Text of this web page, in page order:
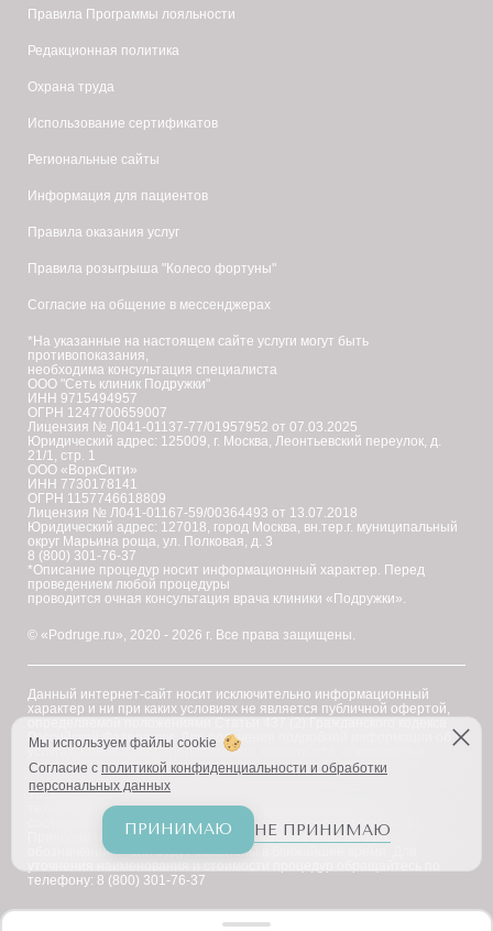
Правила Программы лояльности
Редакционная политика
Охрана труда
Использование сертификатов
Региональные сайты
Информация для пациентов
Правила оказания услуг
Правила розыгрыша "Колесо фортуны"
Согласие на общение в мессенджерах
*На указанные на настоящем сайте услуги могут быть
противопоказания,
необходима консультация специалиста
ООО "Сеть клиник Подружки"
ИНН 9715494957
ОГРН 1247700659007
Лицензия № Л041-01137-77/01957952 от 07.03.2025
Юридический адрес: 125009, г. Москва, Леонтьевский переулок, д.
21/1, стр. 1
ООО «ВоркСити»
ИНН 7730178141
ОГРН 1157746618809
Лицензия № Л041-01167-59/00364493 от 13.07.2018
Юридический адрес: 127018, город Москва, вн.тер.г. муниципальный
округ Марьина роща, ул. Полковая, д. 3
8 (800) 301-76-37
*Описание процедур носит информационный характер. Перед
проведением любой процедуры
проводится очная консультация врача клиники «Подружки».
© «Podruge.ru», 2020 - 2026 г. Все права защищены.
Данный интернет-сайт носит исключительно информационный
характер и ни при каких условиях не является публичной офертой,
Российской Федерации. Для получения подробной информации об
услугах, ценах и спецпредложениях, пожалуйста, обратитесь в
клинику "Подружки".
Уважаемые клиенты! В настоящее время на сайте ведутся
технические работы по приведению наименований услуг в
соответствие с требованиями Федерального закона № 168-ФЗ.
Приносим извинения за возможное наличие иноязычных
обозначений — они будут заменены в ближайшее время. Для
телефону: 8 (800) 301-76-37
Мы используем файлы cookie
Согласие с политикой конфиденциальности и обработки
персональных данных
ПРИНИМАЮ НЕ ПРИНИМАЮ